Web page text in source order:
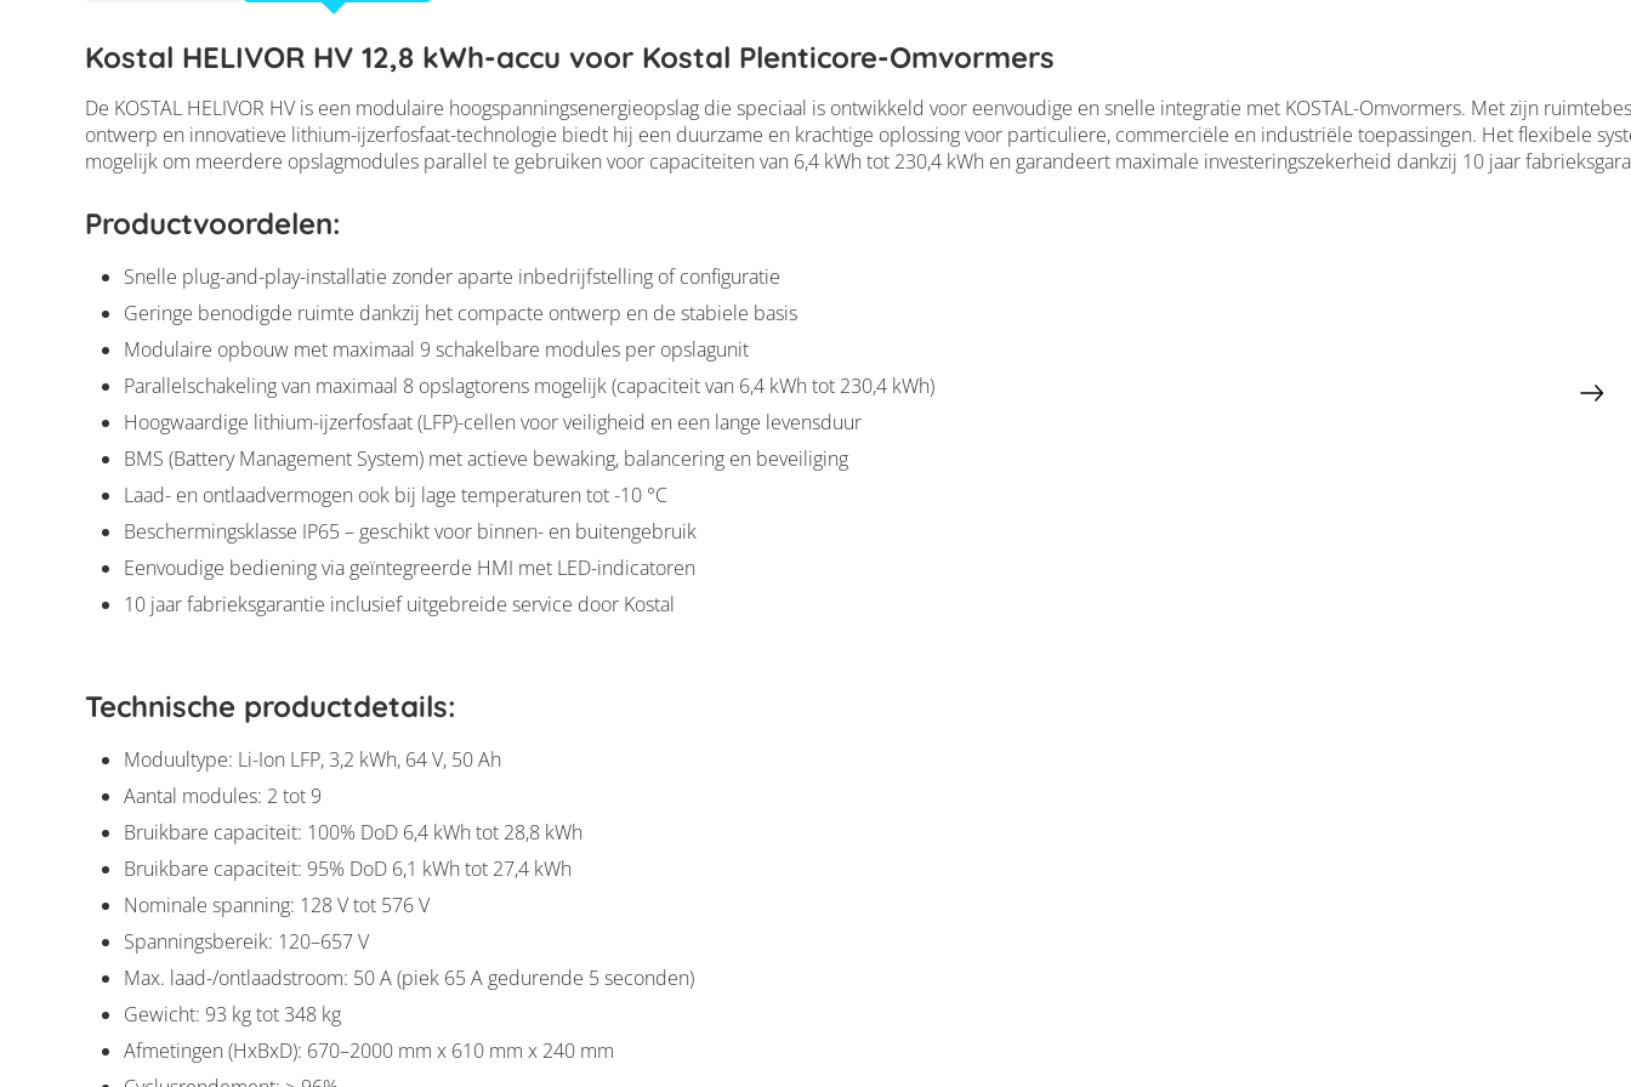
Kostal HELIVOR HV 12,8 kWh-accu voor Kostal Plenticore-Omvormers
De KOSTAL HELIVOR HV is een modulaire hoogspanningsenergieopslag die speciaal is ontwikkeld voor eenvoudige en snelle integratie met KOSTAL-Omvormers. Met zijn
ontwerp en innovatieve lithium-ijzerfosfaat-technologie biedt hij een duurzame en krachtige oplossing voor particuliere, commerciële en industriële toepassingen. Het flexibele
mogelijk om meerdere opslagmodules parallel te gebruiken voor capaciteiten van 6,4 kWh tot 230,4 kWh en garandeert maximale investeringszekerheid dankzij 10 jaar
Productvoordelen:
Snelle plug-and-play-installatie zonder aparte inbedrijfstelling of configuratie
Geringe benodigde ruimte dankzij het compacte ontwerp en de stabiele basis
Modulaire opbouw met maximaal 9 schakelbare modules per opslagunit
Parallelschakeling van maximaal 8 opslagtorens mogelijk (capaciteit van 6,4 kWh tot 230,4 kWh)
Hoogwaardige lithium-ijzerfosfaat (LFP)-cellen voor veiligheid en een lange levensduur
BMS (Battery Management System) met actieve bewaking, balancering en beveiliging
Laad- en ontlaadvermogen ook bij lage temperaturen tot -10 °C
Beschermingsklasse IP65 – geschikt voor binnen- en buitengebruik
Eenvoudige bediening via geïntegreerde HMI met LED-indicatoren
10 jaar fabrieksgarantie inclusief uitgebreide service door Kostal
Technische productdetails:
Moduultype: Li-Ion LFP, 3,2 kWh, 64 V, 50 Ah
Aantal modules: 2 tot 9
Bruikbare capaciteit: 100% DoD 6,4 kWh tot 28,8 kWh
Bruikbare capaciteit: 95% DoD 6,1 kWh tot 27,4 kWh
Nominale spanning: 128 V tot 576 V
Spanningsbereik: 120–657 V
Max. laad-/ontlaadstroom: 50 A (piek 65 A gedurende 5 seconden)
Gewicht: 93 kg tot 348 kg
Afmetingen (HxBxD): 670–2000 mm x 610 mm x 240 mm